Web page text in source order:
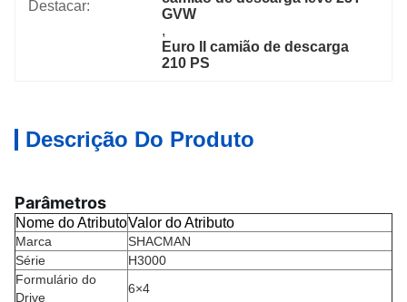
Destacar:
GVW
,
Euro II camião de descarga
210 PS
Descrição Do Produto
Parâmetros
Nome do AtributoValor do Atributo
Marca
SHACMAN
Série
H3000
Formulário do
Drive
6×4